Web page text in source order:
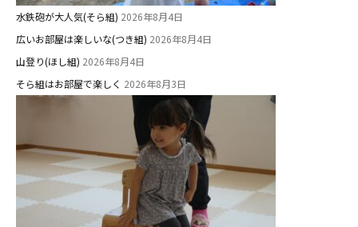
水鉄砲が大人気(そら組) 2026年8月4日
広いお部屋は楽しいな(つき組) 2026年8月4日
山登り(ほし組) 2026年8月4日
そら組はお部屋で楽しく 2026年8月3日
学校法⼈鴨⾕学園 鳳幼稚園
学校法⼈諏訪森学園 諏訪森幼稚
園
⼤阪府私⽴幼稚園連盟
社会福祉法人野田福祉会